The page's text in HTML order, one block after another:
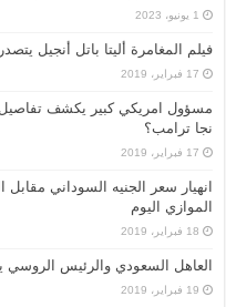
1 يونيو، 2023
فيلم المغامرة أليتا‭ ‬باتل أنجيل يتصدر إيرادات السينما الأمريكية هذا الاسبوع
17 فبراير، 2019
مسؤول امريكي كبير يكشف تفاصيل
نجا ترامب؟
17 فبراير، 2019
انهيار سعر الجنيه السوداني مقابل
الموازي اليوم
18 فبراير، 2019
العاهل السعودي والرئيس الروسي
19 فبراير، 2019